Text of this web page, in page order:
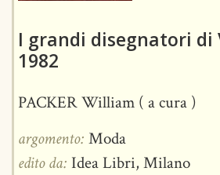
I grandi disegnatori di
1982
PACKER William ( a cura )
argomento: Moda
edito da: Idea Libri, Milano